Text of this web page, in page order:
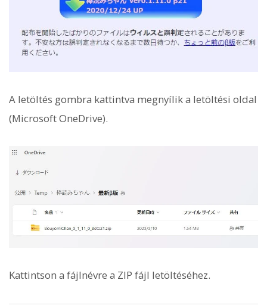
A letöltés gombra kattintva megnyílik a letöltési oldal
(Microsoft OneDrive).
Kattintson a fájlnévre a ZIP fájl letöltéséhez.